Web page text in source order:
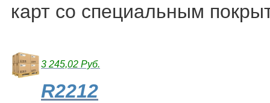
карт со специальным
3 245,02 Руб.
R2212